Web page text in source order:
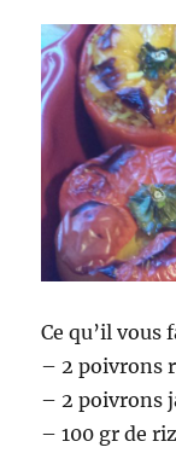
Ce qu’il vous
– 2 poivrons
– 2 poivrons
– 100 gr de